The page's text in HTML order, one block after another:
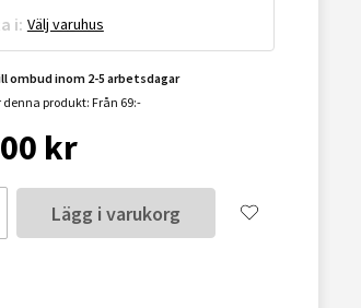
i: Välj varuhus
ombud inom 2-5 arbetsdagar
denna produkt: Från 69:-
kr
Lägg i varukorg